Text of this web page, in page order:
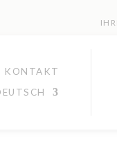
KONTAKT